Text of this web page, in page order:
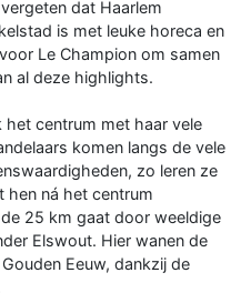
dat Haarlem
is met leuke horeca en
Le Champion om samen
al deze highlights.
centrum met haar vele
komen langs de vele
zo leren ze
hen ná het centrum
25 km gaat door weeldige
Elswout. Hier wanen de
Eeuw, dankzij de